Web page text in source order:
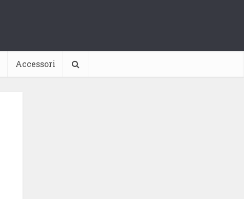
Accessori